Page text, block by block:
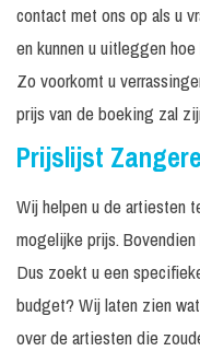
contact met ons op als u
en kunnen u uitleggen
Zo voorkomt u
prijs van de boeking zal
Prijslijst
Wij helpen u de artiesten
mogelijke prijs.
Dus zoekt u een
budget? Wij laten zien
over de artiesten die